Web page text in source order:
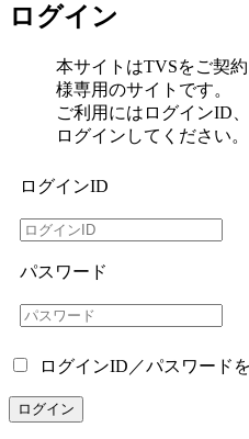
ログイン
本サイトはTVSをご契
様専用のサイトです。
ご利用にはログインID
ログインしてください。
ログインID
パスワード
ログインID／パスワード
ログイン